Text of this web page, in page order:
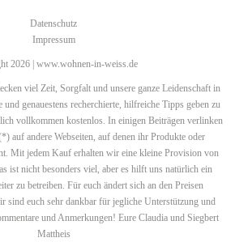
Datenschutz
Impressum
2026 | www.wohnen-in-weiss.de
viel Zeit, Sorgfalt und unsere ganze Leidenschaft in
genauestens recherchierte, hilfreiche Tipps geben zu
vollkommen kostenlos. In einigen Beiträgen verlinken
auf andere Webseiten, auf denen ihr Produkte oder
Mit jedem Kauf erhalten wir eine kleine Provision von
ist nicht besonders viel, aber es hilft uns natürlich ein
zu betreiben. Für euch ändert sich an den Preisen
sind euch sehr dankbar für jegliche Unterstützung und
und Anmerkungen! Eure Claudia und Siegbert
Mattheis